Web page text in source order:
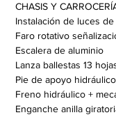
CHASIS Y
Instalación de luces
Faro rotativo
Escalera de aluminio
Lanza ballestas 13
Pie de apoyo
Freno hidráulico +
Enganche anilla